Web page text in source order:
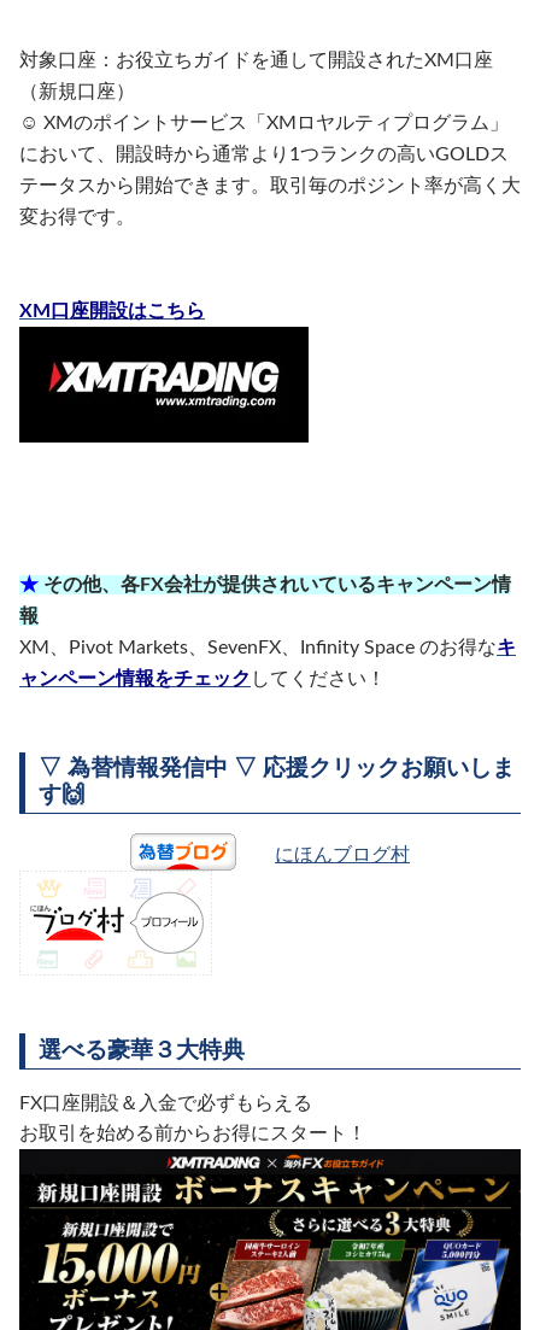
対象口座：お役立ちガイドを通して開設されたXM口座
（新規口座）
☺︎ XMのポイントサービス「XMロヤルティプログラム」
において、開設時から通常より1つランクの高いGOLDス
テータスから開始できます。取引毎のポジント率が高く大
変お得です。
XM口座開設はこちら
★ その他、各FX会社が提供されいているキャンペーン情
報
XM、Pivot Markets、SevenFX、Infinity Space のお得なキ
ャンペーン情報をチェック してください！
▽ 為替情報発信中 ▽ 応援クリックお願いしま
す🙌
にほんブログ村
選べる豪華３大特典
FX口座開設＆入金で必ずもらえる
お取引を始める前からお得にスタート！